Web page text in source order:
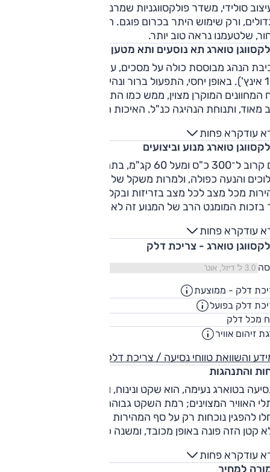
אוטומטית והנעה כפולה.
סולידי, משדר פולקסווגניות שמרנית, מרשים בזכות ממדיו
ורק שימוש היתר בכרום פוגם. הטוארג מוצע גם בגימור
שלטעמנו נראה טוב יותר.
טוארג תא נוסעים ותא מטען
הנהג מבוססת כולה על מסכים, עם מולטימדיה ענקית
(15 אינץ'). באופן יחסי, התפעול ברור ונהיר, וקל יחסית להתמצאות.
המחוונים המוקרן מצוין, ממש כמו התצוגה העילית. מושב הנהג
מאוד, ותנוחת הנהיגה כנ"ל. האיכות הכוללת גבוהה מאוד,
המרחב משובח. המושב נדיב מאוד, אבל הבסיס שלו דק מדי.
ורב פטנטים.
עודקרא פחות
טוארג מנוע וביצועים
מכל מצב לכל מצב בזריזות ובקלילות. התיבה מעט איטית,
בזכות המומנט הרב של המנוע זה לא מפריע. המנוע מצידו, דיזל
עודקרא פחות
טוארג - צריכת דלק
דלק - ממוצעת
דלק בפועל
מכל דלק
זיהום אוויר
והשוואת טווחי נסיעה / צריכת דלק
והתנהגות
בטוארג נעימה, הוא שקט ונינוח, ונוחות נסיעה טובה
האוויר המצוינים; רמת השקט גבוהה מאוד, ורעשי רוח וכביש
להפגין נוכחות רק על סף המהירות החוקית. בפיתולים, הרכב
קטן הזה פונה באופן מכובד, ומשנה כיוון כנדרש; הוא לא
סאת באופן צפוי ובטוח.עודקרא פחות
למחיר